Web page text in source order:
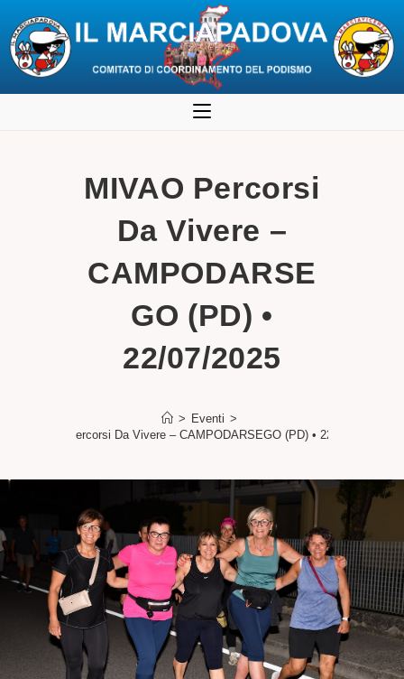
al
MIVAO Percorsi
Da Vivere –
CAMPODARSE
GO (PD) •
22/07/2025
> Eventi >
MIVAO Percorsi Da Vivere – CAMPODARSEGO (PD) • 22/07/2025